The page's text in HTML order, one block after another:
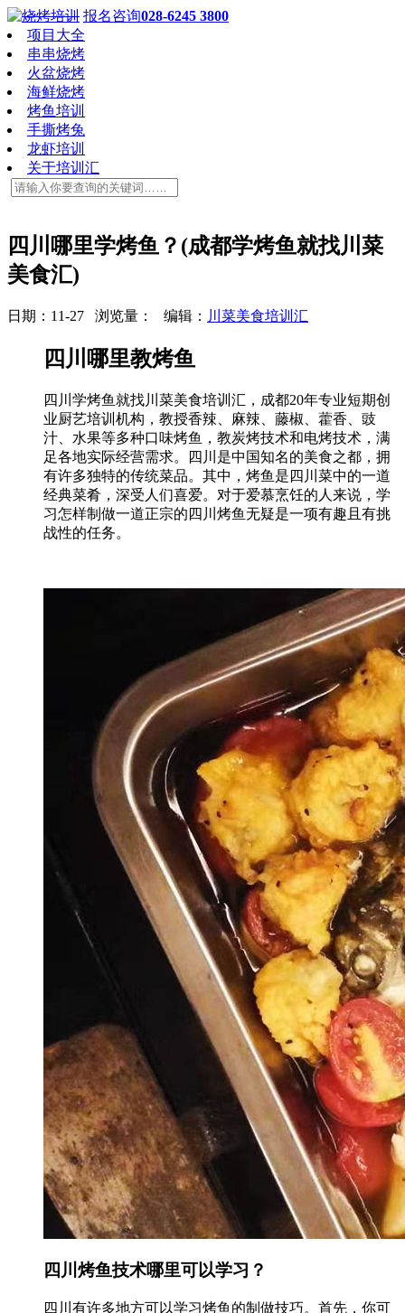
报名咨询028-6245 3800
项目大全
串串烧烤
火盆烧烤
海鲜烧烤
烤鱼培训
手撕烤兔
龙虾培训
关于培训汇
四川哪里学烤鱼？(成都学烤鱼就找川菜
美食汇)
日期：11-27 浏览量： 编辑： 川菜美食培训汇
四川哪里教烤鱼
四川学烤鱼就找川菜美食培训汇，成都20年专业短期创
业厨艺培训机构，教授香辣、麻辣、藤椒、藿香、豉
汁、水果等多种口味烤鱼，教炭烤技术和电烤技术，满
足各地实际经营需求。四川是中国知名的美食之都，拥
有许多独特的传统菜品。其中，烤鱼是四川菜中的一道
经典菜肴，深受人们喜爱。对于爱慕烹饪的人来说，学
习怎样制做一道正宗的四川烤鱼无疑是一项有趣且有挑
战性的任务。
四川烤鱼技术哪里可以学习？
四川有许多地方可以学习烤鱼的制做技巧。首先，你可